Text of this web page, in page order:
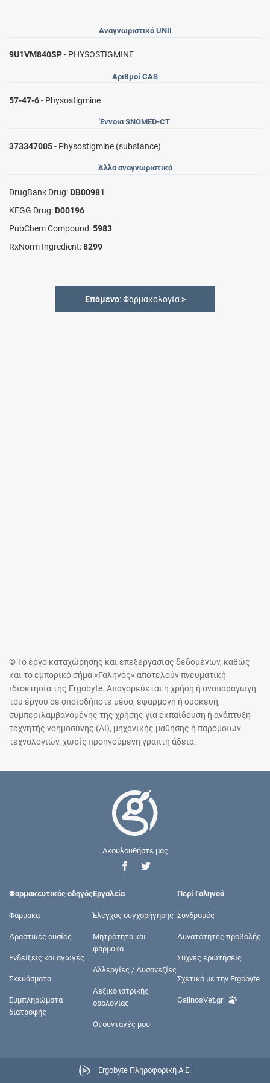
Αναγνωριστικό UNII
9U1VM840SP- PHYSOSTIGMINE
Αριθμοί CAS
57-47-6- Physostigmine
Έννοια SNOMED-CT
373347005- Physostigmine (substance)
Άλλα αναγνωριστικά
DrugBank Drug: DB00981
KEGG Drug: D00196
PubChem Compound:5983
RxNorm Ingredient:8299
Επόμενο: Φαρμακολογία>
© Το έργο καταχώρησης και επεξεργασίας δεδομένων, καθώς
και το εμπορικό σήμα «Γαληνός» αποτελούν πνευματική
ιδιοκτησία της Ergobyte. Απαγορεύεται η χρήση ή αναπαραγωγή
του έργου σε οποιοδήποτε μέσο, εφαρμογή ή συσκευή,
συμπεριλαμβανομένης της χρήσης για εκπαίδευση ή ανάπτυξη
τεχνητής νοημοσύνης (AI), μηχανικής μάθησης ή παρόμοιων
τεχνολογιών, χωρίς προηγούμενη γραπτή άδεια.
Ακουλουθήστε μας
Φαρμακευτικός οδηγός
Φάρμακα
Δραστικές ουσίες
Ενδείξεις και αγωγές
Σκευάσματα
Συμπληρώματα
διατροφής
Εργαλεία
Έλεγχος συγχορήγησης
Μητρότητα και
φάρμακα
Αλλεργίες / Δυσανεξίες
Λεξικό ιατρικής
ορολογίας
Οι συνταγές μου
Περί Γαληνού
Συνδρομές
Δυνατότητες προβολής
Συχνές ερωτήσεις
Σχετικά με την Ergobyte
GalinosVet.gr
Ergobyte Πληροφορική Α.Ε.